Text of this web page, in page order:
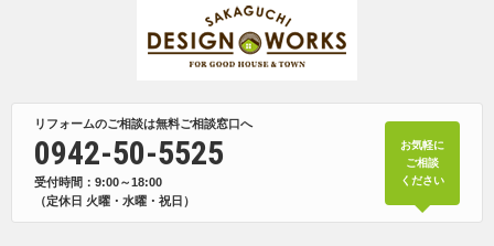
リフォームのご相談は無料ご相談窓口へ
0942-50-5525
受付時間：9:00～18:00
（定休日 火曜・水曜・祝日）
お気軽に
ご相談
ください